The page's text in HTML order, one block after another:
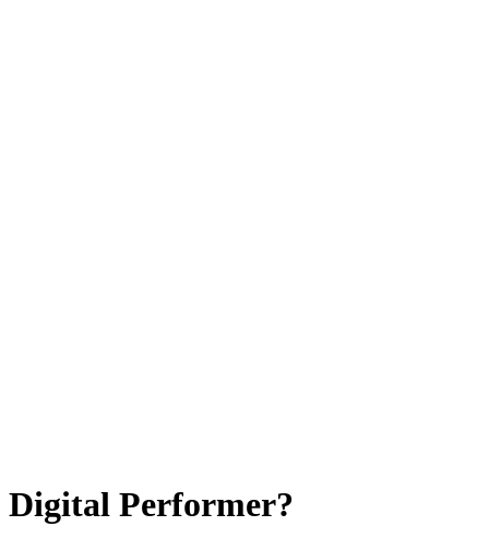
Digital Performer?